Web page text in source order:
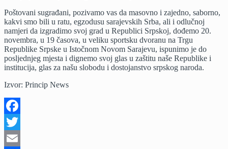
Poštovani sugrađani, pozivamo vas da masovno i zajedno, saborno,
kakvi smo bili u ratu, egzodusu sarajevskih Srba, ali i odlučnoj
namjeri da izgradimo svoj grad u Republici Srpskoj, dođemo 20.
novembra, u 19 časova, u veliku sportsku dvoranu na Trgu
Republike Srpske u Istočnom Novom Sarajevu, ispunimo je do
posljednjeg mjesta i dignemo svoj glas u zaštitu naše Republike i
institucija, glas za našu slobodu i dostojanstvo srpskog naroda.
Izvor: Princip News
Facebook
Twitter